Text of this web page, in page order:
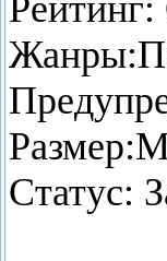
Рейтинг:
Статус: